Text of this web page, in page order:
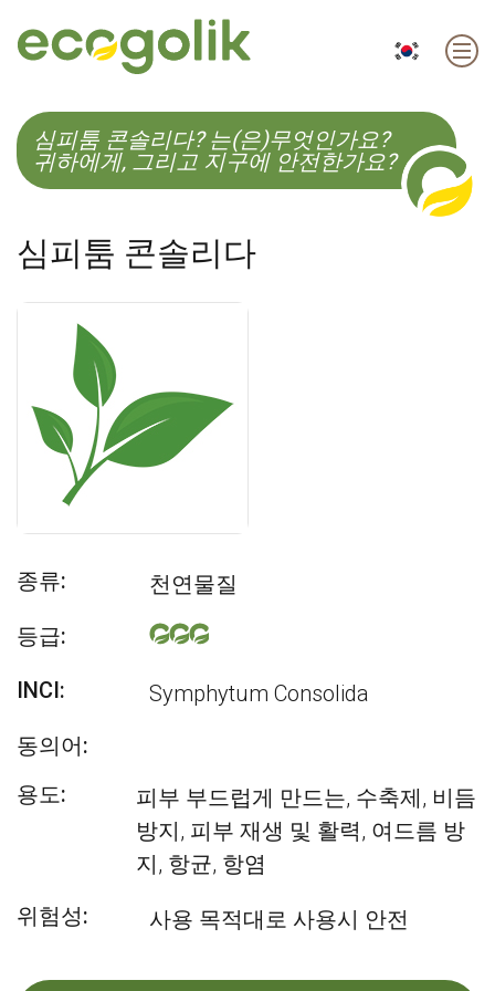
EN ES CS KO
심피툼 콘솔리다? 는(은)무엇인가요?
귀하에게, 그리고 지구에 안전한가요?
심피툼 콘솔리다
종류:
천연물질
등급:
INCI:
Symphytum Consolida
동의어:
용도:
피부 부드럽게 만드는, 수축제, 비듬
방지, 피부 재생 및 활력, 여드름 방
지, 항균, 항염
위험성:
사용 목적대로 사용시 안전